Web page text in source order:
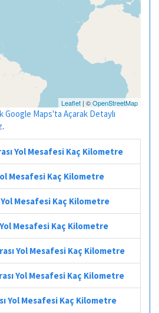
Leaflet | ©OpenStreetMap
Google Maps'ta Açarak Detaylı
.
Yol Mesafesi Kaç Kilometre
Mesafesi Kaç Kilometre
Yol Mesafesi Kaç Kilometre
Mesafesi Kaç Kilometre
Yol Mesafesi Kaç Kilometre
Yol Mesafesi Kaç Kilometre
Yol Mesafesi Kaç Kilometre